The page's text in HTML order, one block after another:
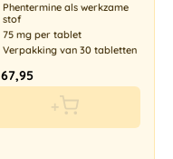
Phentermine als werkzame
stof
75 mg per tablet
Verpakking van 30 tabletten
67,95
+